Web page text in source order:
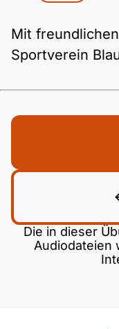
Mit
Sportverein
Die in dieser
Audiodateien